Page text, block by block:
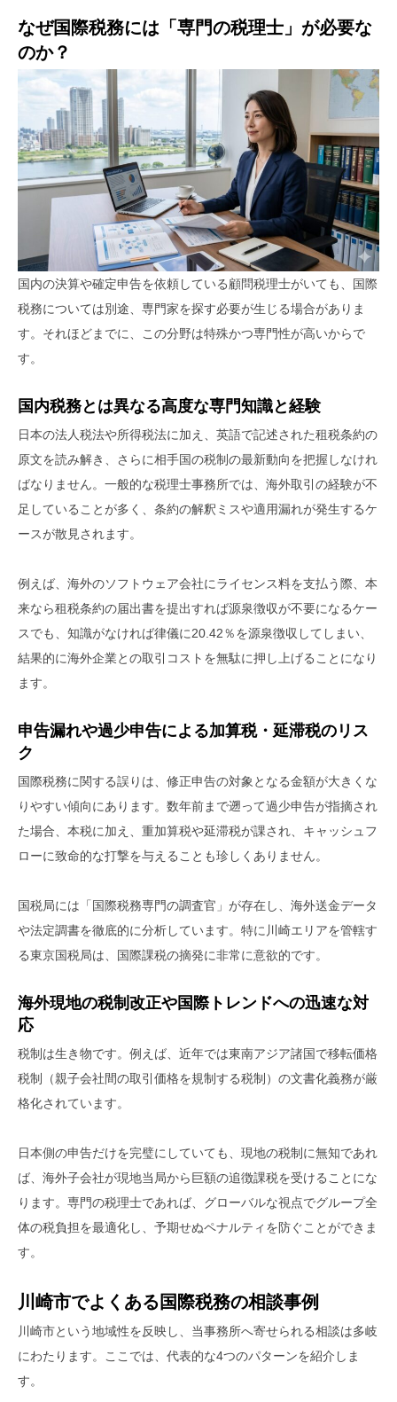
なぜ国際税務には「専門の税理士」が必要な
のか？
国内の決算や確定申告を依頼している顧問税理士がいても、国際
税務については別途、専門家を探す必要が生じる場合がありま
す。それほどまでに、この分野は特殊かつ専門性が高いからで
す。
国内税務とは異なる高度な専門知識と経験
日本の法人税法や所得税法に加え、英語で記述された租税条約の
原文を読み解き、さらに相手国の税制の最新動向を把握しなけれ
ばなりません。一般的な税理士事務所では、海外取引の経験が不
足していることが多く、条約の解釈ミスや適用漏れが発生するケ
ースが散見されます。
例えば、海外のソフトウェア会社にライセンス料を支払う際、本
来なら租税条約の届出書を提出すれば源泉徴収が不要になるケー
スでも、知識がなければ律儀に20.42％を源泉徴収してしまい、
結果的に海外企業との取引コストを無駄に押し上げることになり
ます。
申告漏れや過少申告による加算税・延滞税のリス
ク
国際税務に関する誤りは、修正申告の対象となる金額が大きくな
りやすい傾向にあります。数年前まで遡って過少申告が指摘され
た場合、本税に加え、重加算税や延滞税が課され、キャッシュフ
ローに致命的な打撃を与えることも珍しくありません。
国税局には「国際税務専門の調査官」が存在し、海外送金データ
や法定調書を徹底的に分析しています。特に川崎エリアを管轄す
る東京国税局は、国際課税の摘発に非常に意欲的です。
海外現地の税制改正や国際トレンドへの迅速な対
応
税制は生き物です。例えば、近年では東南アジア諸国で移転価格
税制（親子会社間の取引価格を規制する税制）の文書化義務が厳
格化されています。
日本側の申告だけを完璧にしていても、現地の税制に無知であれ
ば、海外子会社が現地当局から巨額の追徴課税を受けることにな
ります。専門の税理士であれば、グローバルな視点でグループ全
体の税負担を最適化し、予期せぬペナルティを防ぐことができま
す。
川崎市でよくある国際税務の相談事例
川崎市という地域性を反映し、当事務所へ寄せられる相談は多岐
にわたります。ここでは、代表的な4つのパターンを紹介しま
す。